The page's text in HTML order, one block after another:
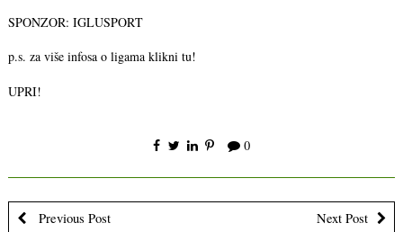
SPONZOR: IGLUSPORT
p.s. za više infosa o ligama klikni tu!
UPRI!
0
Previous Post Next Post